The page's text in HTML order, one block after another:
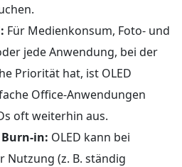
Für Medienkonsum, Foto- und
jede Anwendung, bei der
Priorität hat, ist OLED
Office-Anwendungen
oft weiterhin aus.
in: OLED kann bei
Nutzung (z. B. ständig